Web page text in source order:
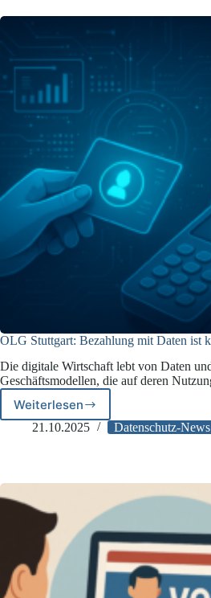
DSA
OLG Stuttgart: Bezahlung mit Daten ist
Die digitale Wirtschaft lebt von Daten
Geschäftsmodellen, die auf deren
Weiterlesen
OLG
Stuttgart:
ist
Geldleistung
21.10.2025 Datenschutz-News